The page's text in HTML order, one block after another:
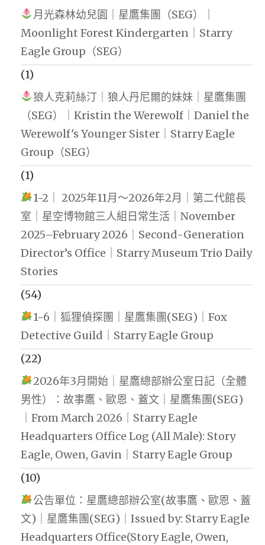
月光森林幼兒園｜星鷹集團（SEG）｜
Moonlight Forest Kindergarten｜Starry
Eagle Group（SEG）
(1)
狼人克莉絲汀｜狼人丹尼爾的妹妹｜星鷹集團
（SEG）｜Kristin the Werewolf｜Daniel the
Werewolf's Younger Sister｜Starry Eagle
Group（SEG）
(1)
1-2｜ 2025年11月～2026年2月｜第二代館長
室｜星空博物館三人組日常生活｜November
2025–February 2026｜Second-Generation
Director’s Office｜Starry Museum Trio Daily
Stories
(54)
1-6｜狐狸偵探團｜星鷹集團(SEG)｜Fox
Detective Guild｜Starry Eagle Group
(22)
2026年3月開始｜星鷹總部辦公室日記（全體
男性）：故事鷹、歐恩、蓋文｜星鷹集團(SEG)
｜From March 2026｜Starry Eagle
Headquarters Office Log (All Male): Story
Eagle, Owen, Gavin｜Starry Eagle Group
(10)
公告單位：星鷹總部辦公室(故事鷹、歐恩、蓋
文)｜星鷹集團(SEG)｜Issued by: Starry Eagle
Headquarters Office(Story Eagle, Owen,